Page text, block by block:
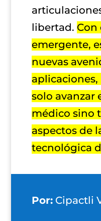
libertad. Con
emergente,
nuevas
solo avanzar
médico sino
aspectos de
tecnológica
Por:Cipactli